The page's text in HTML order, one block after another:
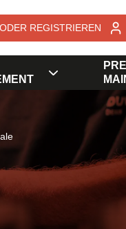
REGISTRIEREN